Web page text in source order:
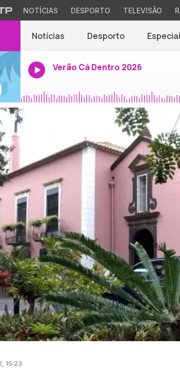
NOTÍCIAS DESPORTO TELEVISÃO
Notícias Desporto
Verão Cá Dentro 2026
15:23